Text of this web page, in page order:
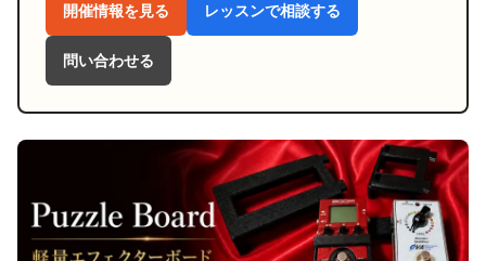
開催情報を見る レッスンで相談する
問い合わせる